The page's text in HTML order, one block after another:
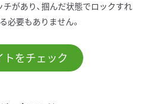
があり、掴んだ状態でロックすれ
必要もありません。
トをチェック